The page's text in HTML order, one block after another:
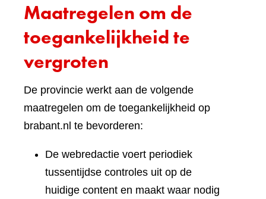
Maatregelen om de
toegankelijkheid te
vergroten
De provincie werkt aan de volgende
maatregelen om de toegankelijkheid op
brabant.nl te bevorderen:
De webredactie voert periodiek
tussentijdse controles uit op de
huidige content en maakt waar nodig